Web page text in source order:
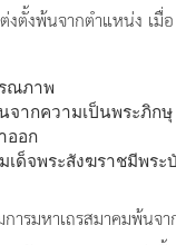
งตั้งพ้นจากตำแหน่ง เมื่อ
ณภาพ
จากความเป็นพระภิกษุ
ออก
เด็จพระสังฆราชมีพร
ารมหาเถรสมาคมพ้นจ